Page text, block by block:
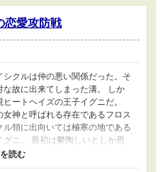
恋愛攻防戦
クルは仲の悪い関係だった。そ
故に出来てしまった溝。 しか
ートヘイズの王子イグニだ。
神と呼ばれる存在であるフロス
領に出向いては極寒の地である
ニ。 最初は鬱陶しいとしか思
心を開いていく。 でもそれを